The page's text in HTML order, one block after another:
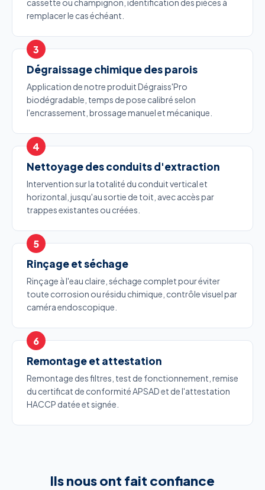
cassette ou champignon, identification des pièces à
remplacer le cas échéant.
Dégraissage chimique des parois
Application de notre produit Dégraiss'Pro
biodégradable, temps de pose calibré selon
l'encrassement, brossage manuel et mécanique.
Nettoyage des conduits d'extraction
Intervention sur la totalité du conduit vertical et
horizontal, jusqu'au sortie de toit, avec accès par
trappes existantes ou créées.
Rinçage et séchage
Rinçage à l'eau claire, séchage complet pour éviter
toute corrosion ou résidu chimique, contrôle visuel par
caméra endoscopique.
Remontage et attestation
Remontage des filtres, test de fonctionnement, remise
du certificat de conformité APSAD et de l'attestation
HACCP datée et signée.
Ils nous ont fait confiance